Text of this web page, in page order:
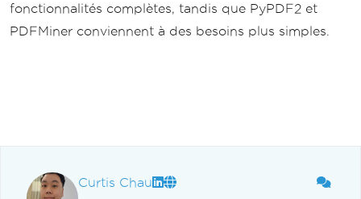
fonctionnalités complètes, tandis que PyPDF2 et
PDFMiner conviennent à des besoins plus simples.
Curtis Chau